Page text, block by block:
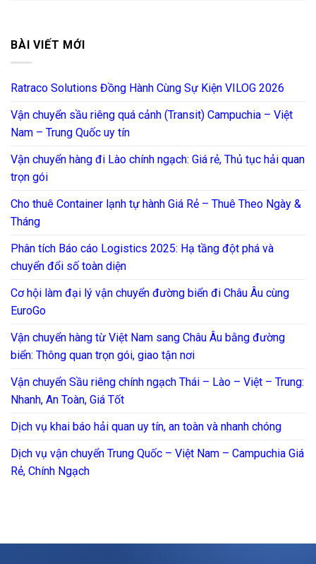
BÀI VIẾT MỚI
Ratraco Solutions Đồng Hành Cùng Sự Kiện VILOG 2026
Vận chuyển sầu riêng quá cảnh (Transit) Campuchia – Việt
Nam – Trung Quốc uy tín
Vận chuyển hàng đi Lào chính ngạch: Giá rẻ, Thủ tục hải quan
trọn gói
Cho thuê Container lạnh tự hành Giá Rẻ – Thuê Theo Ngày &
Tháng
Phân tích Báo cáo Logistics 2025: Hạ tầng đột phá và
chuyển đổi số toàn diện
Cơ hội làm đại lý vận chuyển đường biển đi Châu Âu cùng
EuroGo
Vận chuyển hàng từ Việt Nam sang Châu Âu bằng đường
biển: Thông quan trọn gói, giao tận nơi
Vận chuyển Sầu riêng chính ngạch Thái – Lào – Việt – Trung:
Nhanh, An Toàn, Giá Tốt
Dịch vụ khai báo hải quan uy tín, an toàn và nhanh chóng
Dịch vụ vận chuyển Trung Quốc – Việt Nam – Campuchia Giá
Rẻ, Chính Ngạch